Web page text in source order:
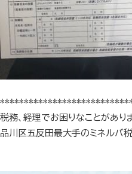
税務、経理でお困りなことがあり
品川区五反田最大手のミネルバ